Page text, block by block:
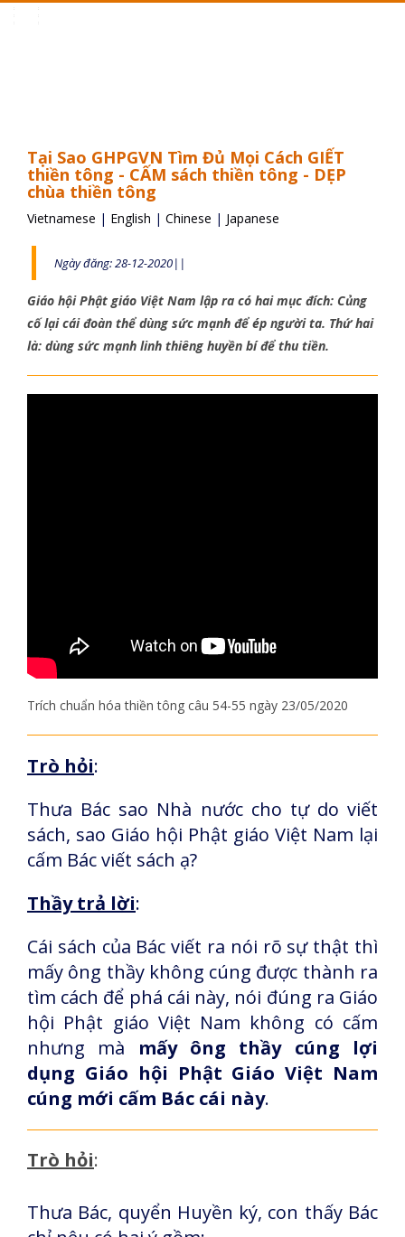
Tại Sao GHPGVN Tìm Đủ Mọi Cách GIẾT
thiền tông - CẤM sách thiền tông - DẸP
chùa thiền tông
Vietnamese | English | Chinese | Japanese
Ngày đăng: 28-12-2020||
Giáo hội Phật giáo Việt Nam lập ra có hai mục đích: Củng
cố lại cái đoàn thể dùng sức mạnh để ép người ta. Thứ hai
là: dùng sức mạnh linh thiêng huyền bí để thu tiền.
Trích chuẩn hóa thiền tông câu 54-55 ngày 23/05/2020
Trò hỏi:
Thưa Bác sao Nhà nước cho tự do viết
sách, sao Giáo hội Phật giáo Việt Nam lại
cấm Bác viết sách ạ?
Thầy trả lời:
Cái sách của Bác viết ra nói rõ sự thật thì
mấy ông thầy không cúng được thành ra
tìm cách để phá cái này, nói đúng ra Giáo
hội Phật giáo Việt Nam không có cấm
nhưng mà mấy ông thầy cúng lợi
dụng Giáo hội Phật Giáo Việt Nam
cúng mới cấm Bác cái này.
Trò hỏi:
Thưa Bác, quyển Huyền ký, con thấy Bác